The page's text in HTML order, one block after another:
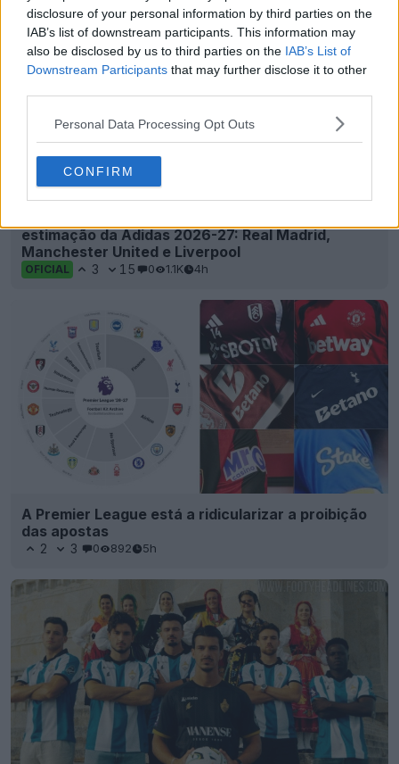
disclosure of your personal information by third parties on the
IAB’s list of downstream participants. This information may
also be disclosed by us to third parties on the IAB’s List of
Downstream Participants that may further disclose it to other
Personal Data Processing Opt Outs
CONFIRM
estimação da Adidas 2026-27: Real Madrid,
Manchester United e Liverpool
OFICIAL 3 15 0 1.1K 4h
A Premier League está a ridicularizar a proibição
das apostas
2 3 0 892 5h